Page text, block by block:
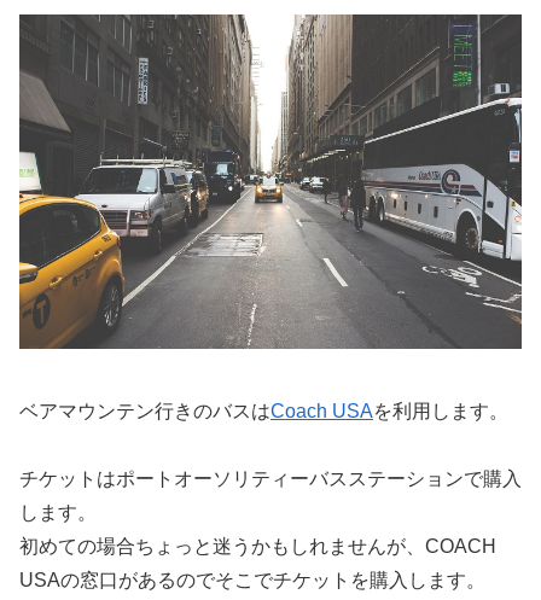
ベアマウンテン行きのバスはCoach USAを利用します。
チケットはポートオーソリティーバスステーションで購入
します。
初めての場合ちょっと迷うかもしれませんが、COACH
USAの窓口があるのでそこでチケットを購入します。